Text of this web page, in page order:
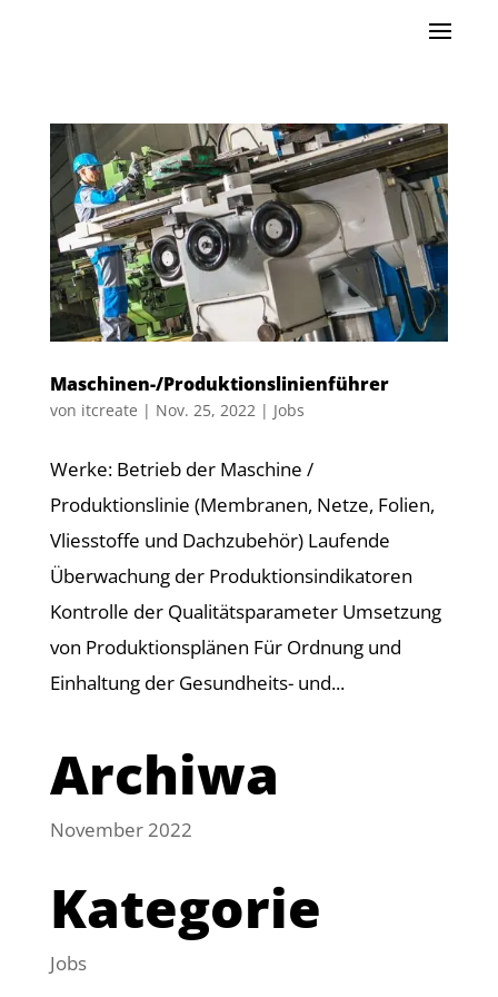
Maschinen-/Produktionslinienführer
von itcreate | Nov. 25, 2022 | Jobs
Werke: Betrieb der Maschine /
Produktionslinie (Membranen, Netze, Folien,
Vliesstoffe und Dachzubehör) Laufende
Überwachung der Produktionsindikatoren
Kontrolle der Qualitätsparameter Umsetzung
von Produktionsplänen Für Ordnung und
Einhaltung der Gesundheits- und...
Archiwa
November 2022
Kategorie
Jobs